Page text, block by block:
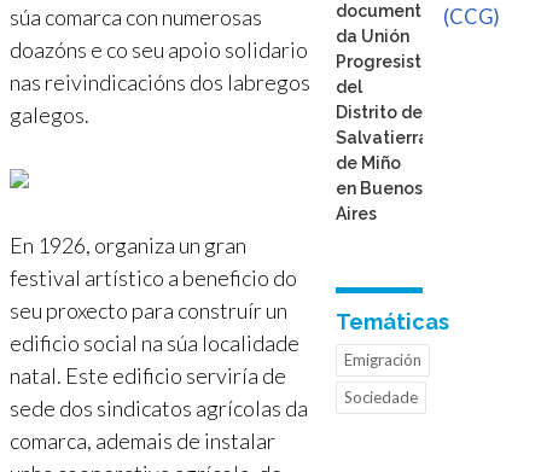
súa comarca con numerosas
doazóns e co seu apoio solidario
nas reivindicacións dos labregos
galegos.
En 1926, organiza un gran
festival artístico a beneficio do
seu proxecto para construír un
edificio social na súa localidade
natal. Este edificio serviría de
sede dos sindicatos agrícolas da
comarca, ademais de instalar
documentais
da Unión
Progresista
del
Distrito de
Salvatierra
de Miño
en Buenos
Aires
Temáticas
Emigración
Sociedade
(CCG)